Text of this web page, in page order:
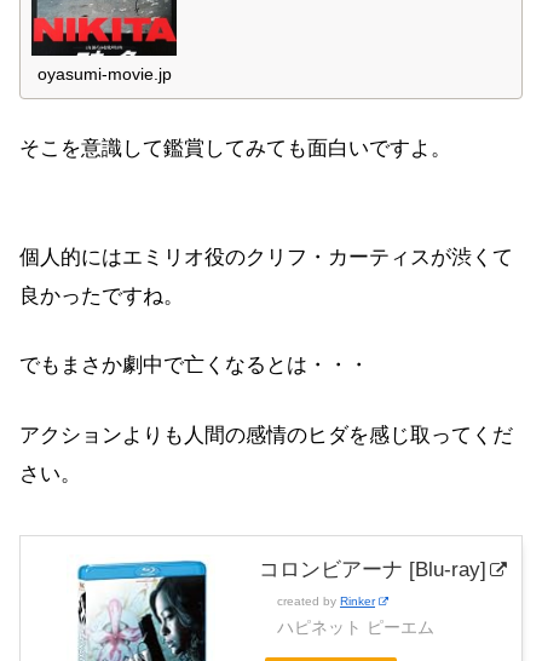
oyasumi-movie.jp
そこを意識して鑑賞してみても面白いですよ。
個人的にはエミリオ役のクリフ・カーティスが渋くて
良かったですね。
でもまさか劇中で亡くなるとは・・・
アクションよりも人間の感情のヒダを感じ取ってくだ
さい。
コロンビアーナ [Blu-ray]
created by Rinker
ハピネット ピーエム